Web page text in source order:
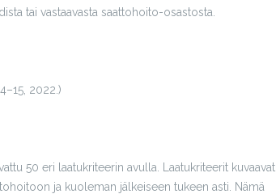
tai vastaavasta saattohoito-osastosta.
2022.)
50 eri laatukriteerin avulla. Laatukriteerit kuvaavat
ja kuoleman jälkeiseen tukeen asti. Nämä